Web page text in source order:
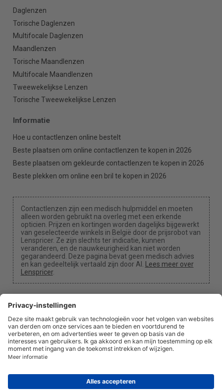
Daglenzen
Torische Daglenzen
Multifocale Daglenzen
Maandlenzen
Torische Maandlenzen
Multifocale Maandlenzen
Tweewekelijkse Lenzen
Torische Tweewekelijkse Lenzen
Informatie
Hoe u contactlenzen online bestelt
Beste plaatsen om online contactlenzen te kopen in 2026
Beste plaatsen om gekleurde contactlenzen te kopen in 2026
Beste plekken om online een bril te kopen in 2026
Contactlenzen zijn een medisch hulpmiddel en moeten
alleen worden gebruikt na overleg met een erkende
opticien. Prijzen en kortingen worden dagelijks bijgewerkt
van geselecteerde winkels in België door de prijsrobot van
Lenspricer. Ze zijn slechts ter indicatie, kunnen
veranderen, en de nauwkeurigheid kan niet worden
gegarandeerd. Deze pagina bevat geen medisch advies
en kan gedeeltelijk vertaald zijn door AI. Lees meer over
Lenspricer.
Cookie-instellingen
We kunnen een commissie ontvangen als je een van
Over onsNieuwsInformatiePrivacybeleidJuridisch
info@lenspricer.be